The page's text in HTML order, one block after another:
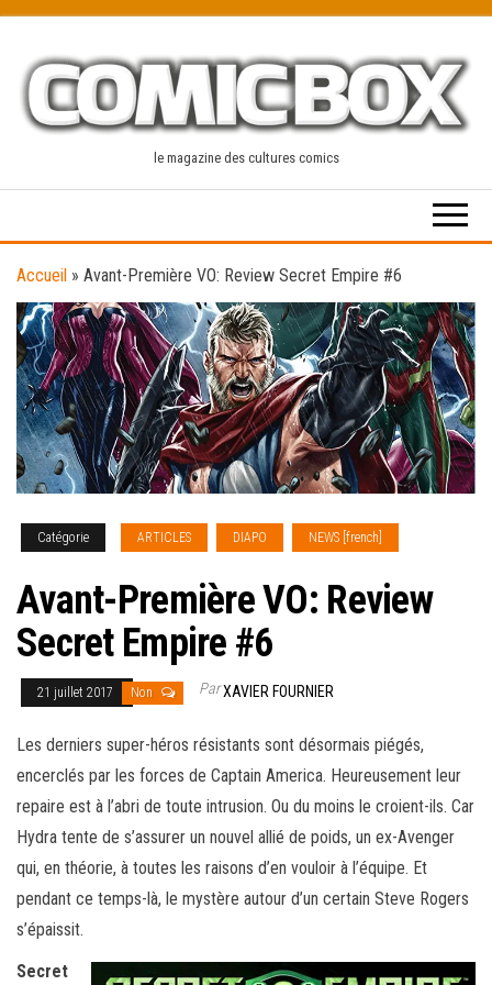
content
le magazine des cultures comics
Accueil » Avant-Première VO: Review Secret Empire #6
Catégorie ARTICLES DIAPO NEWS [french]
Avant-Première VO: Review
Secret Empire #6
21 juillet 2017 Non ParXAVIER FOURNIER
Les derniers super-héros résistants sont désormais piégés,
encerclés par les forces de Captain America. Heureusement leur
repaire est à l’abri de toute intrusion. Ou du moins le croient-ils. Car
Hydra tente de s’assurer un nouvel allié de poids, un ex-Avenger
qui, en théorie, à toutes les raisons d’en vouloir à l’équipe. Et
pendant ce temps-là, le mystère autour d’un certain Steve Rogers
s’épaissit.
Secret